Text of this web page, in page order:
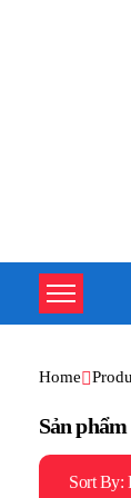
Home
Sản phẩm
Sort By: